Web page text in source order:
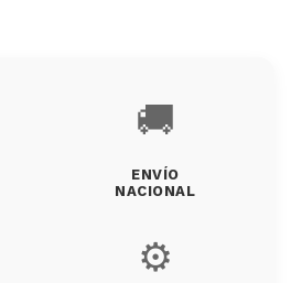
🚚
ENVÍO
NACIONAL
⚙️